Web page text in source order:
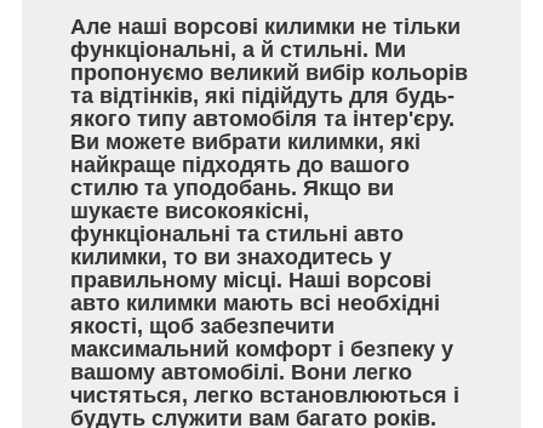
Але наші ворсові килимки не тільки
функціональні, а й стильні. Ми
пропонуємо великий вибір кольорів
та відтінків, які підійдуть для будь-
якого типу автомобіля та інтер'єру.
Ви можете вибрати килимки, які
найкраще підходять до вашого
стилю та уподобань. Якщо ви
шукаєте високоякісні,
функціональні та стильні авто
килимки, то ви знаходитесь у
правильному місці. Наші ворсові
авто килимки мають всі необхідні
якості, щоб забезпечити
максимальний комфорт і безпеку у
вашому автомобілі. Вони легко
чистяться, легко встановлюються і
будуть служити вам багато років.